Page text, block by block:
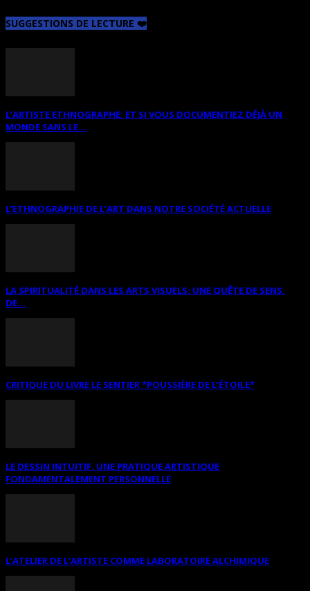
SUGGESTIONS DE LECTURE ❤️
L’ARTISTE ETHNOGRAPHE: ET SI VOUS DOCUMENTIEZ DÉJÀ UN
MONDE SANS LE...
L’ETHNOGRAPHIE DE L’ART DANS NOTRE SOCIÉTÉ ACTUELLE
LA SPIRITUALITÉ DANS LES ARTS VISUELS: UNE QUÊTE DE SENS,
DE...
CRITIQUE DU LIVRE LE SENTIER *POUSSIÈRE DE L’ÉTOILE*
LE DESSIN INTUITIF. UNE PRATIQUE ARTISTIQUE
FONDAMENTALEMENT PERSONNELLE
L’ATELIER DE L’ARTISTE COMME LABORATOIRE ALCHIMIQUE